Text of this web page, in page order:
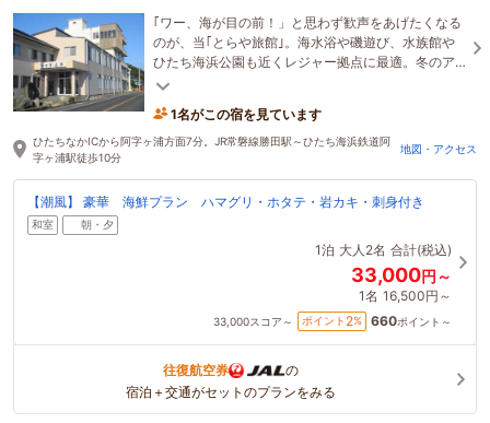
｢ワー、海が目の前！」と思わず歓声をあげたくなる
のが、当｢とらや旅館｣。海水浴や磯遊び、水族館や
ひたち海浜公園も近くレジャー拠点に最適。冬のア
ンコウ、夏の岩ガキ、蛤、平目と夕食は自慢の海の
1名がこの宿を見ています
ひたちなかICから阿字ヶ浦方面7分。JR常磐線勝田駅～ひたち海浜鉄道阿
字ヶ浦駅徒歩10分
地図・アクセス
【潮風】 豪華 海鮮プラン ハマグリ・ホタテ・岩カキ・刺身付き
和室 朝・夕
1泊 大人2名 合計(税込)
33,000円～
1名 16,500円～
33,000スコア～ ポイント 2% 660ポイント～
往復航空券
の
宿泊＋交通がセットのプランをみる